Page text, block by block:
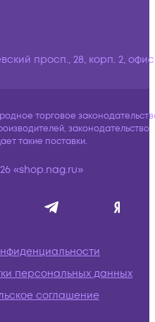
просп., 28, корп. 2,
торговое
законодательство
такие поставки.
«shop.nag.ru»
персональных данных
соглашение